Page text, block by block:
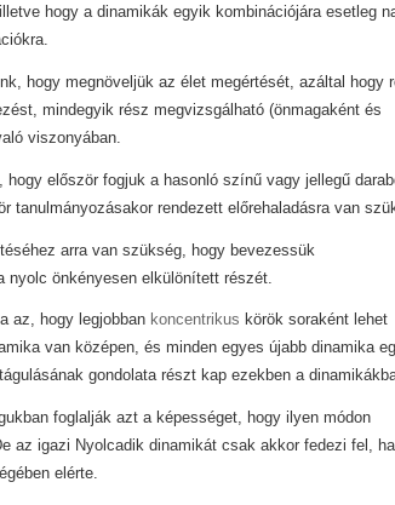
hogy a dinamikák egyik kombinációjára esetleg
hogy megnöveljük az élet megértését, azáltal hogy
mindegyik rész megvizsgálható (önmagaként és
viszonyában.
először fogjuk a hasonló színű vagy jellegű
tanulmányozásakor rendezett előrehaladásra van
arra van szükség, hogy bevezessük
önkényesen elkülönített részét.
az, hogy legjobban koncentrikus körök soraként lehet
van középen, és minden egyes újabb dinamika
gondolata részt kap ezekben a
foglalják azt a képességet, hogy ilyen módon
az igazi Nyolcadik dinamikát csak akkor fedezi fel,
elérte.